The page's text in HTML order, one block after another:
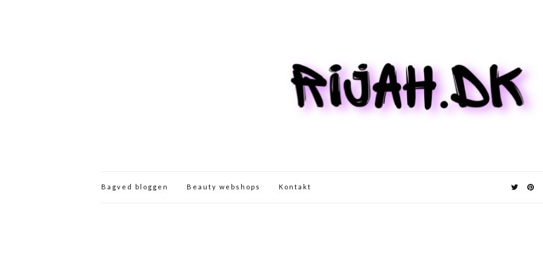
Bagved bloggen Beauty webshops Kontakt